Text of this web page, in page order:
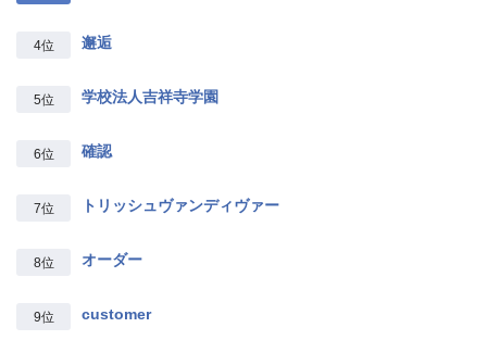
4位 邂逅
5位 学校法人吉祥寺学園
6位 確認
7位 トリッシュヴァンディヴァー
8位 オーダー
9位 customer